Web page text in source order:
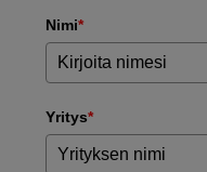
Nimi*
Yritys*